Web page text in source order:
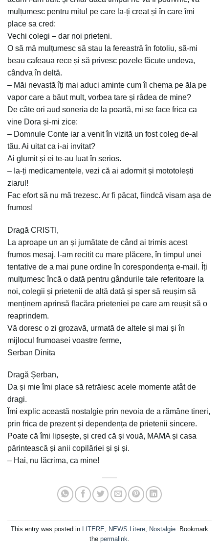
mulțumesc pentru mitul pe care la-ți creat și în care îmi
place sa cred:
Vechi colegi – dar noi prieteni.
O să mă mulțumesc să stau la fereastră în fotoliu, să-mi
beau cafeaua rece și să privesc pozele făcute undeva,
cândva în deltă.
– Măi nevastă îți mai aduci aminte cum îl chema pe ăla pe
vapor care a băut mult, vorbea tare și râdea de mine?
De câte ori aud soneria de la poartă, mi se face frica ca
vine Dora și-mi zice:
– Domnule Conte iar a venit în vizită un fost coleg de-al
tău. Ai uitat ca i-ai invitat?
Ai glumit și ei te-au luat în serios.
– Ia-ți medicamentele, vezi că ai adormit și mototolești
ziarul!
Fac efort să nu mă trezesc. Ar fi păcat, fiindcă visam așa de
frumos!
Dragă CRISTI,
La aproape un an și jumătate de când ai trimis acest
frumos mesaj, l-am recitit cu mare plăcere, în timpul unei
tentative de a mai pune ordine în corespondența e-mail. Îți
mulțumesc încă o dată pentru gândurile tale referitoare la
noi, colegii și prietenii de altă dată și sper să reușim să
menținem aprinsă flacăra prieteniei pe care am reușit să o
reaprindem.
Vă doresc o zi grozavă, urmată de altele și mai și în
mijlocul frumoasei voastre ferme,
Serban Dinita
Dragă Șerban,
Da și mie îmi place să retrăiesc acele momente atât de
dragi.
Îmi explic această nostalgie prin nevoia de a rămâne tineri,
prin frica de prezent și dependența de prietenii sincere.
Poate că îmi lipsește, și cred că și vouă, MAMA și casa
părintească și anii copilăriei și și și.
– Hai, nu lăcrima, ca mine!
This entry was posted in LITERE NEWS Litere Nostalgie . Bookmark
the permalink